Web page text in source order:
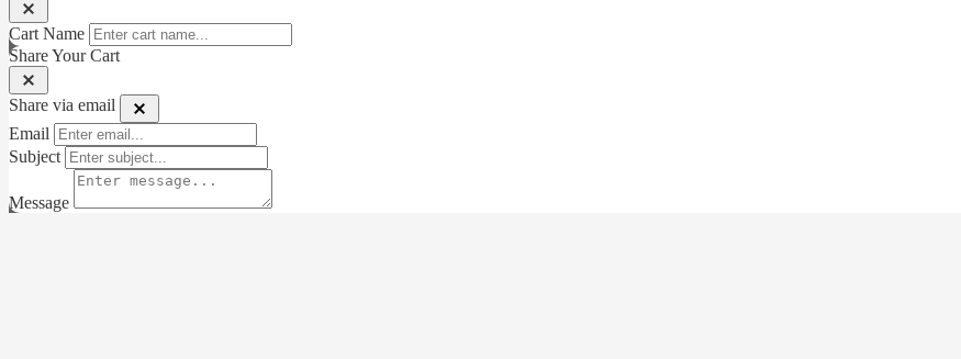
Cart Name
Share Your Cart
Share via email
Email
Subject
Message